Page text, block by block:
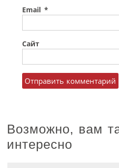
Email *
Сайт
Возможно, вам
интересно